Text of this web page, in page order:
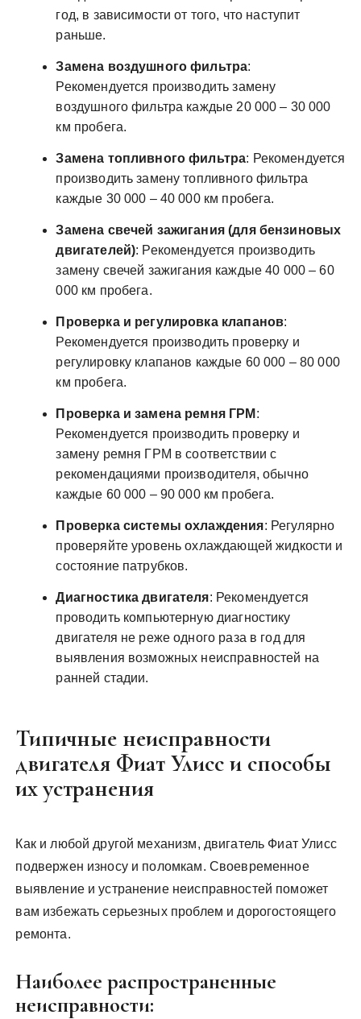
год, в зависимости от того, что наступит
раньше.
Замена воздушного фильтра:
Рекомендуется производить замену
воздушного фильтра каждые 20 000 – 30 000
км пробега.
Замена топливного фильтра: Рекомендуется
производить замену топливного фильтра
каждые 30 000 – 40 000 км пробега.
Замена свечей зажигания (для бензиновых
двигателей): Рекомендуется производить
замену свечей зажигания каждые 40 000 – 60
000 км пробега.
Проверка и регулировка клапанов:
Рекомендуется производить проверку и
регулировку клапанов каждые 60 000 – 80 000
км пробега.
Проверка и замена ремня ГРМ :
Рекомендуется производить проверку и
замену ремня ГРМ в соответствии с
рекомендациями производителя, обычно
каждые 60 000 – 90 000 км пробега.
Проверка системы охлаждения: Регулярно
проверяйте уровень охлаждающей жидкости и
состояние патрубков.
Диагностика двигателя: Рекомендуется
проводить компьютерную диагностику
двигателя не реже одного раза в год для
выявления возможных неисправностей на
ранней стадии.
Типичные неисправности
двигателя Фиат Улисс и способы
их устранения
Как и любой другой механизм, двигатель Фиат Улисс
подвержен износу и поломкам. Своевременное
выявление и устранение неисправностей поможет
вам избежать серьезных проблем и дорогостоящего
ремонта.
Наиболее распространенные
неисправности: